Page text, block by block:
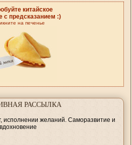
китайское
с предсказанием :)
на печенье
РАССЫЛКА
исполнении желаний. Саморазвитие и
вдохновение